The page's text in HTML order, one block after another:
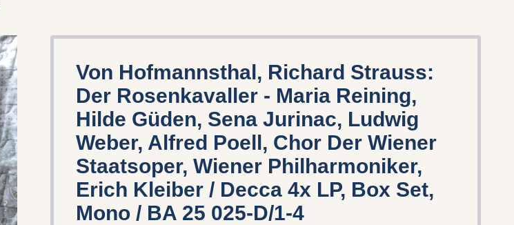
Von Hofmannsthal, Richard Strauss:
Der Rosenkavaller - Maria Reining,
Hilde Güden, Sena Jurinac, Ludwig
Weber, Alfred Poell, Chor Der Wiener
Staatsoper, Wiener Philharmoniker,
Erich Kleiber / Decca 4x LP, Box Set,
Mono / BA 25 025-D/1-4